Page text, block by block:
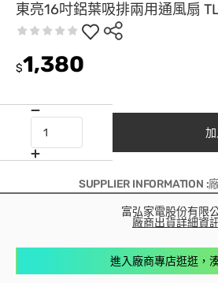
東亮16吋鋁葉吸排兩用通風扇
$1,380
SUPPLIER INFORMATION :
富弘家電股份有限
廠商出貨詳細資
進入廠商專店逛逛，